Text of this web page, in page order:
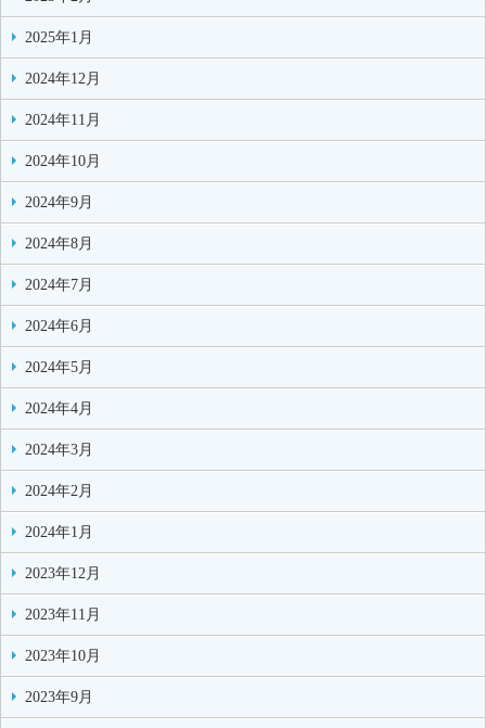
2025年1月
2024年12月
2024年11月
2024年10月
2024年9月
2024年8月
2024年7月
2024年6月
2024年5月
2024年4月
2024年3月
2024年2月
2024年1月
2023年12月
2023年11月
2023年10月
2023年9月